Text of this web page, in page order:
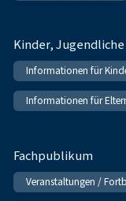
Kinder,
Informationen für
Informationen für
Fachpublikum
Veranstaltungen /